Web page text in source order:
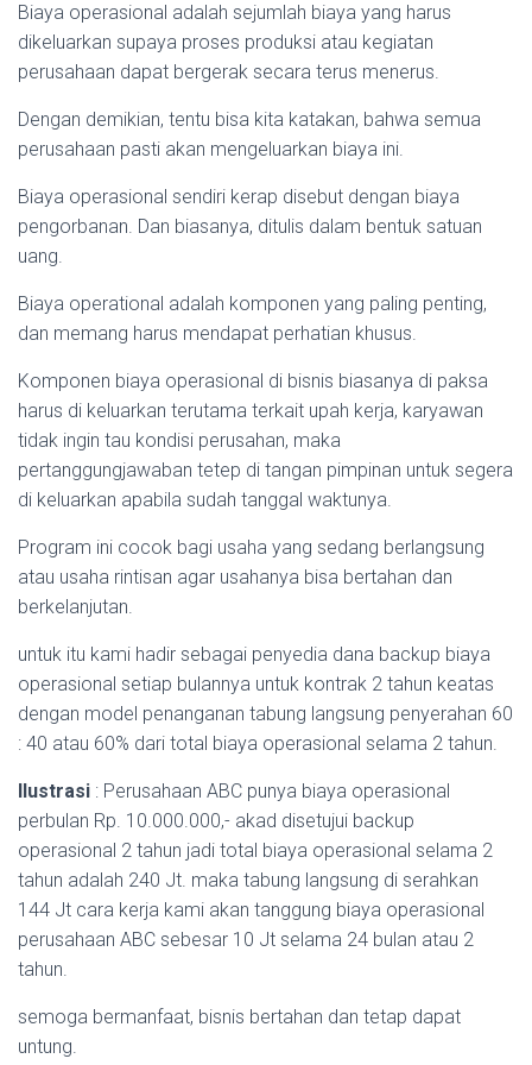
Biaya operasional adalah sejumlah biaya yang harus
dikeluarkan supaya proses produksi atau kegiatan
perusahaan dapat bergerak secara terus menerus.
Dengan demikian, tentu bisa kita katakan, bahwa semua
perusahaan pasti akan mengeluarkan biaya ini.
Biaya operasional sendiri kerap disebut dengan biaya
pengorbanan. Dan biasanya, ditulis dalam bentuk satuan
uang.
Biaya operational adalah komponen yang paling penting,
dan memang harus mendapat perhatian khusus.
Komponen biaya operasional di bisnis biasanya di paksa
harus di keluarkan terutama terkait upah kerja, karyawan
tidak ingin tau kondisi perusahan, maka
pertanggungjawaban tetep di tangan pimpinan untuk segera
di keluarkan apabila sudah tanggal waktunya.
Program ini cocok bagi usaha yang sedang berlangsung
atau usaha rintisan agar usahanya bisa bertahan dan
berkelanjutan.
untuk itu kami hadir sebagai penyedia dana backup biaya
operasional setiap bulannya untuk kontrak 2 tahun keatas
dengan model penanganan tabung langsung penyerahan 60
: 40 atau 60% dari total biaya operasional selama 2 tahun.
Ilustrasi : Perusahaan ABC punya biaya operasional
perbulan Rp. 10.000.000,- akad disetujui backup
operasional 2 tahun jadi total biaya operasional selama 2
tahun adalah 240 Jt. maka tabung langsung di serahkan
144 Jt cara kerja kami akan tanggung biaya operasional
perusahaan ABC sebesar 10 Jt selama 24 bulan atau 2
tahun.
semoga bermanfaat, bisnis bertahan dan tetap dapat
untung.